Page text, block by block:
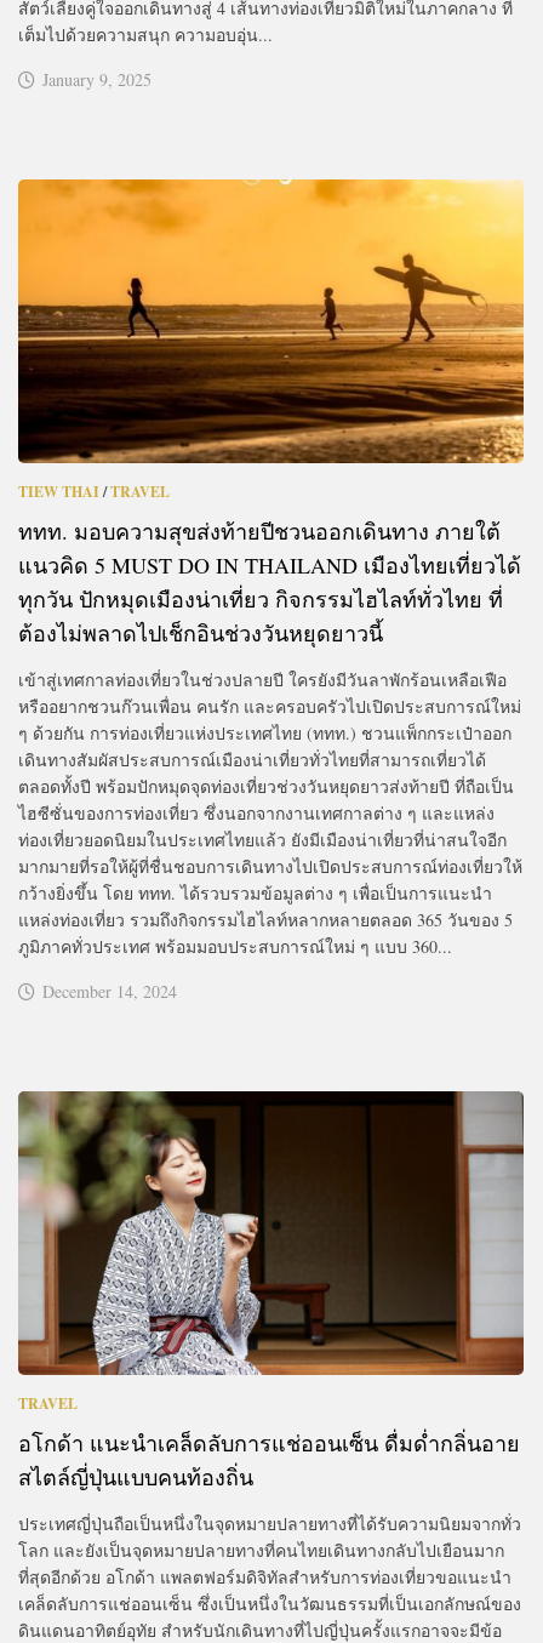
สัตว์เลี้ยงคู่ใจออกเดินทางสู่ 4 เส้นทางท่องเที่ยวมิติใหม่ในภาคกลาง ที่
เต็มไปด้วยความสนุก ความอบอุ่น...
January 9, 2025
TIEW THAI/TRAVEL
ททท. มอบความสุขส่งท้ายปีชวนออกเดินทาง ภายใต้
แนวคิด 5 MUST DO IN THAILAND เมืองไทยเที่ยวได้
ทุกวัน ปักหมุดเมืองน่าเที่ยว กิจกรรมไฮไลท์ทั่วไทย ที่
ต้องไม่พลาดไปเช็กอินช่วงวันหยุดยาวนี้
เข้าสู่เทศกาลท่องเที่ยวในช่วงปลายปี ใครยังมีวันลาพักร้อนเหลือเฟือ
หรืออยากชวนก๊วนเพื่อน คนรัก และครอบครัวไปเปิดประสบการณ์ใหม่
ๆ ด้วยกัน การท่องเที่ยวแห่งประเทศไทย (ททท.) ชวนแพ็กกระเป๋าออก
เดินทางสัมผัสประสบการณ์เมืองน่าเที่ยวทั่วไทยที่สามารถเที่ยวได้
ตลอดทั้งปี พร้อมปักหมุดจุดท่องเที่ยวช่วงวันหยุดยาวส่งท้ายปี ที่ถือเป็น
ไฮซีซั่นของการท่องเที่ยว ซึ่งนอกจากงานเทศกาลต่าง ๆ และแหล่ง
ท่องเที่ยวยอดนิยมในประเทศไทยแล้ว ยังมีเมืองน่าเที่ยวที่น่าสนใจอีก
มากมายที่รอให้ผู้ที่ชื่นชอบการเดินทางไปเปิดประสบการณ์ท่องเที่ยวให้
กว้างยิ่งขึ้น โดย ททท. ได้รวบรวมข้อมูลต่าง ๆ เพื่อเป็นการแนะนำ
แหล่งท่องเที่ยว รวมถึงกิจกรรมไฮไลท์หลากหลายตลอด 365 วันของ 5
ภูมิภาคทั่วประเทศ พร้อมมอบประสบการณ์ใหม่ ๆ แบบ 360...
December 14, 2024
TRAVEL
อโกด้า แนะนำเคล็ดลับการแช่ออนเซ็น ดื่มด่ำกลิ่นอาย
สไตล์ญี่ปุ่นแบบคนท้องถิ่น
ประเทศญี่ปุ่นถือเป็นหนึ่งในจุดหมายปลายทางที่ได้รับความนิยมจากทั่ว
โลก และยังเป็นจุดหมายปลายทางที่คนไทยเดินทางกลับไปเยือนมาก
ที่สุดอีกด้วย อโกด้า แพลตฟอร์มดิจิทัลสำหรับการท่องเที่ยวขอแนะนำ
เคล็ดลับการแช่ออนเซ็น ซึ่งเป็นหนึ่งในวัฒนธรรมที่เป็นเอกลักษณ์ของ
ดินแดนอาทิตย์อุทัย สำหรับนักเดินทางที่ไปญี่ปุ่นครั้งแรกอาจจะมีข้อ